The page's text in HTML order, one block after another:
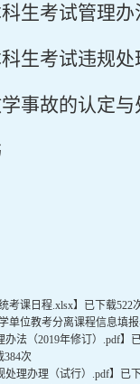
生考试管理办
生考试违规
事故的认定
考课日程.xlsx】已下载522
单位教考分离课程信息填
法（2019年修订）.pdf】
384次
处理办理（试行）.pdf】已